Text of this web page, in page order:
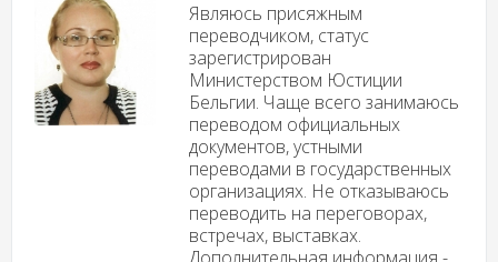
Являюсь присяжным
переводчиком, статус
зарегистрирован
Министерством Юстиции
Бельгии. Чаще всего занимаюсь
переводом официальных
документов, устными
переводами в государственных
организациях. Не отказываюсь
переводить на переговорах,
встречах, выставках.